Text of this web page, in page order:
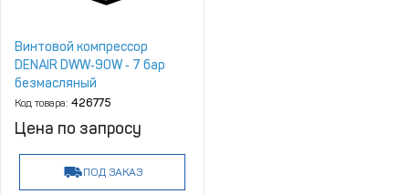
Винтовой компрессор
DENAIR DWW‑90W ‑ 7 бар
безмасляный
Код товара: 426775
Цена по запросу
ПОД ЗАКАЗ